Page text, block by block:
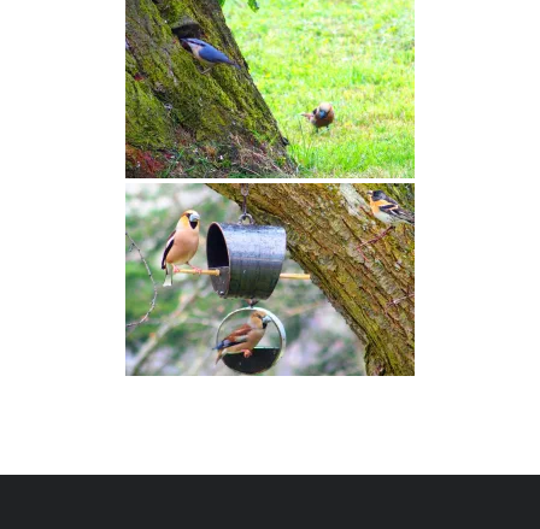
Publikationen
Impressionen
Termine
Newsletter